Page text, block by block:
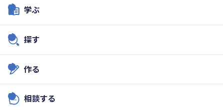
学ぶ
探す
作る
相談する